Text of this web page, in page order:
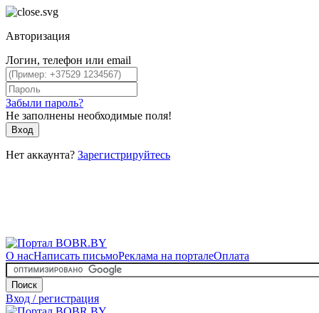
Авторизация
Логин, телефон или email
Забыли пароль?
Не заполнены необходимые поля!
Вход
Нет аккаунта? Зарегистрируйтесь
О насНаписать письмоРеклама на порталеОплата
Поиск
Вход / регистрация